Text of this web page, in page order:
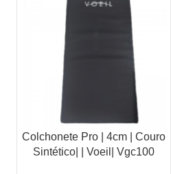
Colchonete Pro | 4cm | Couro
Sintético| | Voeil| Vgc100